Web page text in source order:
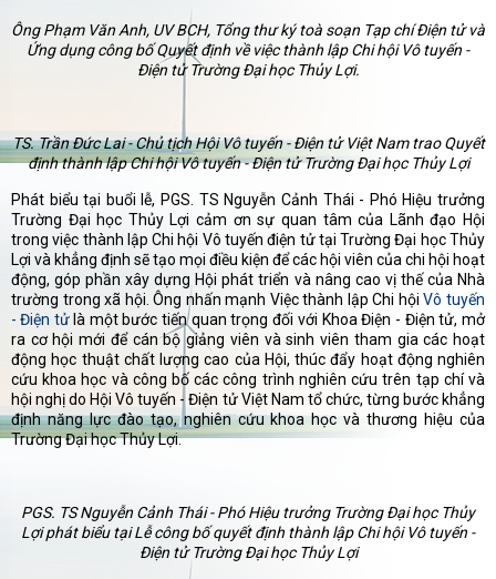
ÔngPhạm Văn Anh, UV BCH, Tổng thư ký toà soạn Tạp chí Điện tử và
Ứng dụngcông bốQuyết định về việc thành lập Chi hội Vô tuyến -
Điện tử Trường Đại họcThủy Lợi.
TS. Trần Đức Lai - Chủ tịch Hội Vô tuyến- Điện tử Việt Nam trao Quyết
định thành lập Chi hội Vô tuyến-Điện tử Trường Đại học Thủy Lợi
Phát biểu tại buổi lễ, PGS. TS Nguyễn Cảnh Thái - Phó Hiệu trưởng
Trường Đại học Thủy Lợi cảm ơn sự quan tâm của Lãnh đạo Hội
trong việc thành lập Chi hội Vô tuyến điện tử tại Trường Đại học Thủy
Lợi và khẳng định sẽ tạo mọi điều kiện để các hội viên của chi hội hoạt
động, góp phần xây dựng Hội phát triển và nâng cao vị thế của Nhà
trường trong xã hội. Ông nhấn mạnh Việc thành lập Chi hội Vô tuyến
- Điện tử là một bước tiến quan trọng đối với Khoa Điện - Điện tử, mở
ra cơ hội mới để cán bộ giảng viên và sinh viên tham gia các hoạt
động học thuật chất lượng cao của Hội, thúc đẩy hoạt động nghiên
cứu khoa học và công bố các công trình nghiên cứu trên tạp chí và
hội nghị do Hội Vô tuyến - Điện tử Việt Nam tổ chức, từng bước khẳng
định năng lực đào tạo, nghiên cứu khoa học và thương hiệu của
Trường Đại học Thủy Lợi.
PGS. TS Nguyễn Cảnh Thái - Phó Hiệu trưởng Trường Đại học Thủy
Lợi phát biểu tại Lễ công bố quyết định thành lập Chi hội Vô tuyến -
Điện tử Trường Đại học Thủy Lợi